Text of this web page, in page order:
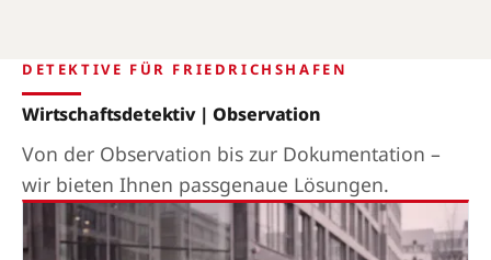
DETEKTIVE FÜR FRIEDRICHSHAFEN
Wirtschaftsdetektiv | Observation
Von der Observation bis zur Dokumentation –
wir bieten Ihnen passgenaue Lösungen.